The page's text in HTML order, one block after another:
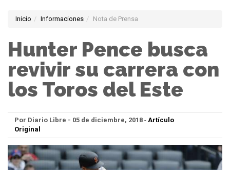
Inicio Informaciones Nota de Prensa
Hunter Pence busca
revivir su carrera con
los Toros del Este
Por Diario Libre - 05 de diciembre, 2018 - Artículo
Original